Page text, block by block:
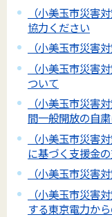
（小美玉市災害
協力ください
（小美玉市災害
（小美玉市災害
ついて
（小美玉市災害
間一般開放の自
（小美玉市災害
に基づく支援金
（小美玉市災害
（小美玉市災害
する東京電力か